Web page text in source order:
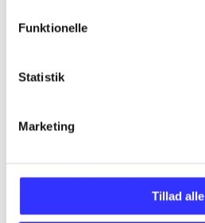
Funktionelle
Statistik
Marketing
Tillad alle